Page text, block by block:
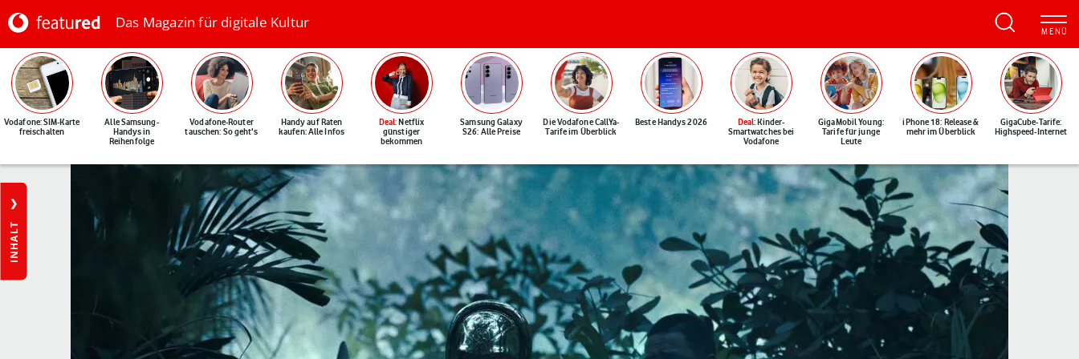
Das Magazin für digitale Kultur
Vodafone: SIM-Karte
freischalten
Alle Samsung-
Handys in
Reihenfolge
Vodafone-Router
tauschen: So geht's
Handy auf Raten
kaufen: Alle Infos
Deal: Netflix
günstiger
bekommen
Samsung Galaxy
S26: Alle Preise
Die Vodafone CallYa-
Tarife im Überblick
Beste Handys 2026 Deal: Kinder-
Smartwatches bei
Vodafone
GigaMobil Young:
Tarife für junge
Leute
iPhone 18: Release &
mehr im Überblick
GigaCube-Tarife:
Highspeed-Internet
INHALT